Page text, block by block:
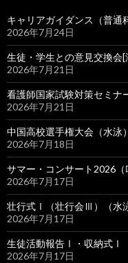
キャリアガイダンス（普通
2026年7月24日
生徒・学生との意見交換会[
2026年7月21日
看護師国家試験対策セミナ
2026年7月21日
中国高校選手権大会（水泳）
2026年7月18日
サマー・コンサート2026（
2026年7月17日
壮行式Ⅰ（壮行会Ⅲ）（水泳
2026年7月17日
生徒活動報告Ⅰ・収納式Ⅰ
2026年7月17日